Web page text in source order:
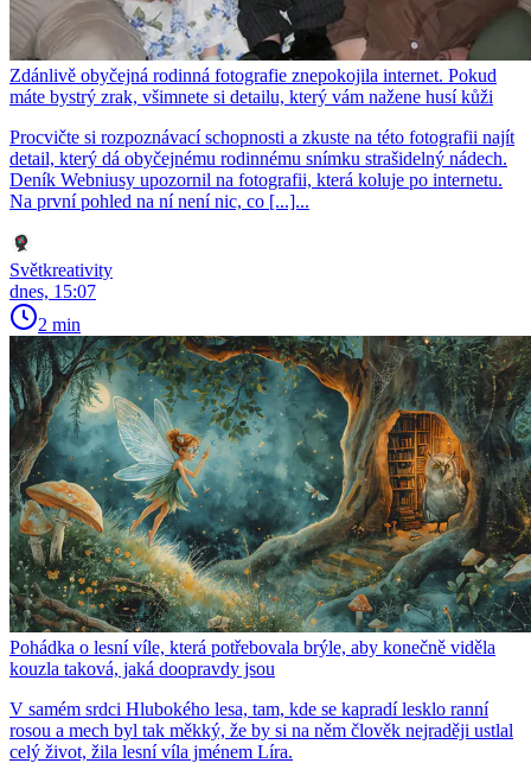
Zdánlivě obyčejná rodinná fotografie znepokojila internet. Pokud
máte bystrý zrak, všimnete si detailu, který vám nažene husí kůži
Procvičte si rozpoznávací schopnosti a zkuste na této fotografii najít
detail, který dá obyčejnému rodinnému snímku strašidelný nádech.
Deník Webniusy upozornil na fotografii, která koluje po internetu.
Na první pohled na ní není nic, co [...]...
Světkreativity
dnes, 15:07
2 min
Pohádka o lesní víle, která potřebovala brýle, aby konečně viděla
kouzla taková, jaká doopravdy jsou
V samém srdci Hlubokého lesa, tam, kde se kapradí lesklo ranní
rosou a mech byl tak měkký, že by si na něm člověk nejraději ustlal
celý život, žila lesní víla jménem Líra.